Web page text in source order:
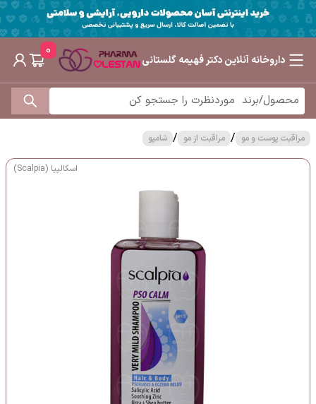
داروخانه آنلاین دکتر فهیمه گلستانی
0
مراقبت پوست و مو / مراقبت از مو / شامپو
اسکالپیا (Scalpia)